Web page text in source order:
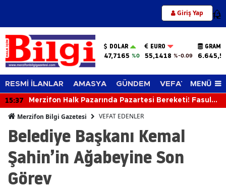
Giriş Yap 12
DOLAR
47,7165 %0
EURO
55,1418 %-0.09
GRAM
RESMİ İLANLAR AMASYA GÜNDEM VEFAT EDENLER
MENÜ
15:37
Merzifon Halk Pazarında Pazartesi Bereketi! Fasulye
Merzifon Bilgi Gazetesi VEFAT EDENLER
Belediye Başkanı Kemal
Şahin’in Ağabeyine Son
Görev